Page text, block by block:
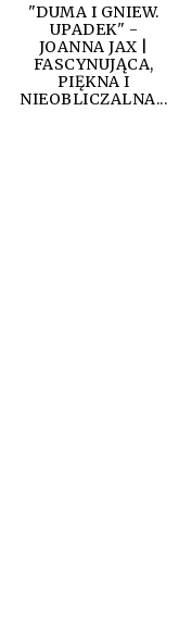
"DUMA I GNIEW.
UPADEK" -
JOANNA JAX |
FASCYNUJĄCA,
PIĘKNA I
NIEOBLICZALNA...